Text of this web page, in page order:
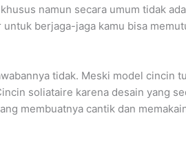
namun secara umum tidak
berjaga-jaga kamu bisa
tidak. Meski model
soliataire karena desain yang
membuatnya cantik dan